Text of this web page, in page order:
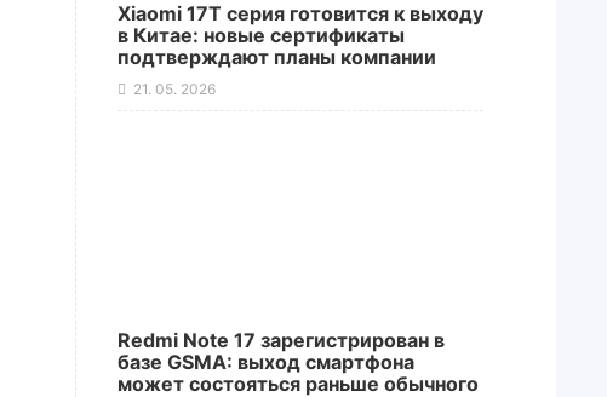
Xiaomi 17T серия готовится к выходу
в Китае: новые сертификаты
подтверждают планы компании
21. 05. 2026
Redmi Note 17 зарегистрирован в
базе GSMA: выход смартфона
может состояться раньше обычного